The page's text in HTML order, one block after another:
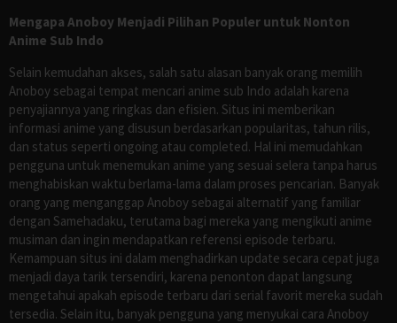
Mengapa Anoboy Menjadi Pilihan Populer untuk Nonton
Anime Sub Indo
Selain kemudahan akses, salah satu alasan banyak orang memilih
Anoboy sebagai tempat mencari anime sub Indo adalah karena
penyajiannya yang ringkas dan efisien. Situs ini memberikan
informasi anime yang disusun berdasarkan popularitas, tahun rilis,
dan status seperti ongoing atau completed. Hal ini memudahkan
pengguna untuk menemukan anime yang sesuai selera tanpa harus
menghabiskan waktu berlama-lama dalam proses pencarian. Banyak
orang yang menganggap Anoboy sebagai alternatif yang familiar
dengan Samehadaku, terutama bagi mereka yang mengikuti anime
musiman dan ingin mendapatkan referensi episode terbaru.
Kemampuan situs ini dalam menghadirkan update secara cepat juga
menjadi daya tarik tersendiri, karena penonton dapat langsung
mengetahui apakah episode terbaru dari serial favorit mereka sudah
tersedia. Selain itu, banyak pengguna yang menyukai cara Anoboy